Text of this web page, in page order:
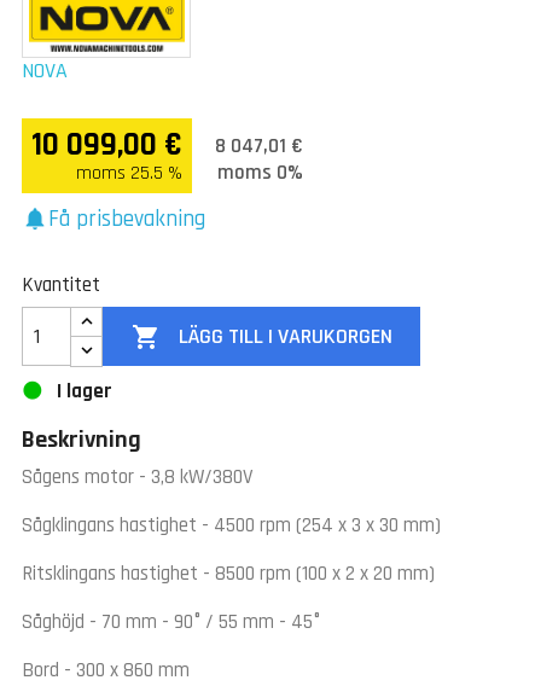
NOVA
10 099,00 €
moms 25.5 %
8 047,01 €
moms 0%
notificationsFå prisbevakning
Kvantitet
 LÄGG TILL I VARUKORGEN
I lager
Beskrivning
Sågens motor - 3,8 kW/380V
Sågklingans hastighet - 4500 rpm (254 x 3 x 30 mm)
Ritsklingans hastighet - 8500 rpm (100 x 2 x 20 mm)
Såghöjd - 70 mm - 90° / 55 mm - 45°
Bord - 300 x 860 mm